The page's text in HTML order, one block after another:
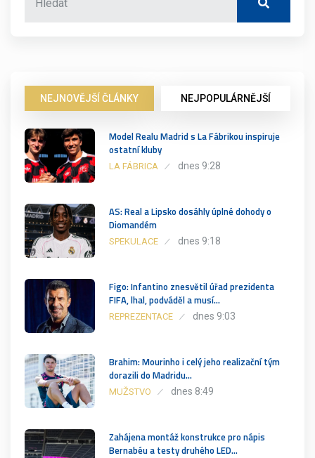
NEJNOVĚJŠÍ ČLÁNKY NEJPOPULÁRNĚJŠÍ
Model Realu Madrid s La Fábrikou inspiruje
ostatní kluby
LA FÁBRICA dnes 9:28
AS: Real a Lipsko dosáhly úplné dohody o
Diomandém
SPEKULACE dnes 9:18
Figo: Infantino znesvětil úřad prezidenta
FIFA, lhal, podváděl a musí…
REPREZENTACE dnes 9:03
Brahim: Mourinho i celý jeho realizační tým
dorazili do Madridu…
MUŽSTVO dnes 8:49
Zahájena montáž konstrukce pro nápis
Bernabéu a testy druhého LED…